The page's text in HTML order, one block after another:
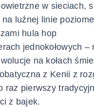
w sieciach,
luźnej linie
hula hop
jednokołowych –
na kołach
z Kenii z
raz pierwszy
z bajek.